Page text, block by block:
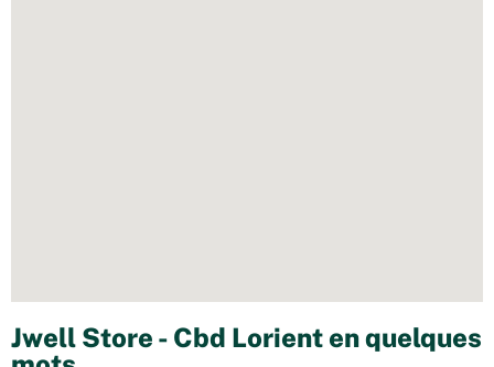
Jwell Store - Cbd Lorient en quelques